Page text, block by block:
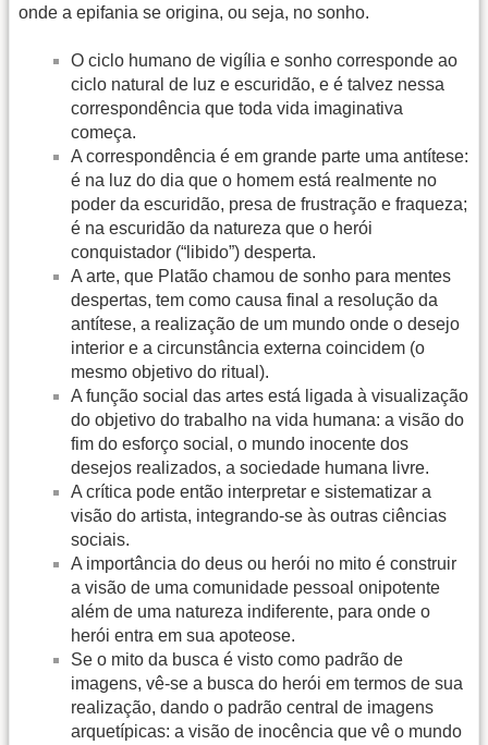
onde a epifania se origina, ou seja, no sonho.
O ciclo humano de vigília e sonho corresponde ao
ciclo natural de luz e escuridão, e é talvez nessa
correspondência que toda vida imaginativa
começa.
A correspondência é em grande parte uma antítese:
é na luz do dia que o homem está realmente no
poder da escuridão, presa de frustração e fraqueza;
é na escuridão da natureza que o herói
conquistador (“libido”) desperta.
A arte, que Platão chamou de sonho para mentes
despertas, tem como causa final a resolução da
antítese, a realização de um mundo onde o desejo
interior e a circunstância externa coincidem (o
mesmo objetivo do ritual).
A função social das artes está ligada à visualização
do objetivo do trabalho na vida humana: a visão do
fim do esforço social, o mundo inocente dos
desejos realizados, a sociedade humana livre.
A crítica pode então interpretar e sistematizar a
visão do artista, integrando-se às outras ciências
sociais.
A importância do deus ou herói no mito é construir
a visão de uma comunidade pessoal onipotente
além de uma natureza indiferente, para onde o
herói entra em sua apoteose.
Se o mito da busca é visto como padrão de
imagens, vê-se a busca do herói em termos de sua
realização, dando o padrão central de imagens
arquetípicas: a visão de inocência que vê o mundo